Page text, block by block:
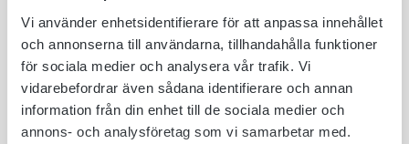
Vi använder enhetsidentifierare för att anpassa innehållet
och annonserna till användarna, tillhandahålla funktioner
för sociala medier och analysera vår trafik. Vi
vidarebefordrar även sådana identifierare och annan
information från din enhet till de sociala medier och
annons- och analysföretag som vi samarbetar med.
you can choose between recommended products and
build your own tiltrotator system. Start by choosing your
market.